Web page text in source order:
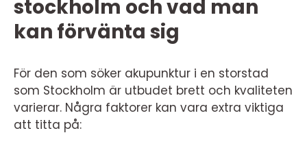
stockholm och vad man
kan förvänta sig
För den som söker akupunktur i en storstad
som Stockholm är utbudet brett och kvaliteten
varierar. Några faktorer kan vara extra viktiga
att titta på: